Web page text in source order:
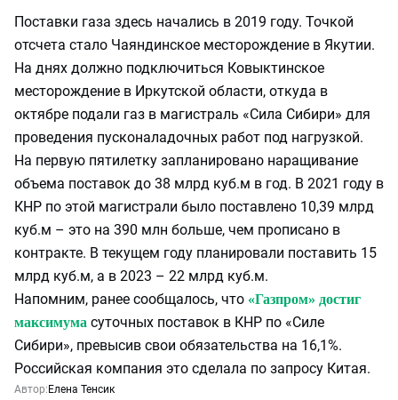
Поставки газа здесь начались в 2019 году. Точкой
отсчета стало Чаяндинское месторождение в Якутии.
На днях должно подключиться Ковыктинское
месторождение в Иркутской области, откуда в
октябре подали газ в магистраль «Сила Сибири» для
проведения пусконаладочных работ под нагрузкой.
На первую пятилетку запланировано наращивание
объема поставок до 38 млрд куб.м в год. В 2021 году в
КНР по этой магистрали было поставлено 10,39 млрд
куб.м – это на 390 млн больше, чем прописано в
контракте. В текущем году планировали поставить 15
млрд куб.м, а в 2023 – 22 млрд куб.м.
Напомним, ранее сообщалось, что «Газпром» достиг
максимума суточных поставок в КНР по «Силе
Сибири», превысив свои обязательства на 16,1%.
Российская компания это сделала по запросу Китая.
Автор: Елена Тенсик